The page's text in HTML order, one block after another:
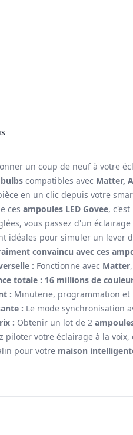
un coup de neuf à votre
compatibles avec Matter,
en un clic depuis votre
ces ampoules LED Govee,
vous passez d'un
idéales pour simuler un lever
convaincu avec ces
: Fonctionne avec Matter,
totale : 16 millions de
: Minuterie, programmation et
: Le mode synchronisation
: Obtenir un lot de 2
piloter votre éclairage à la
pour votre maison